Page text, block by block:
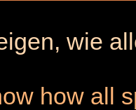
wie
how all